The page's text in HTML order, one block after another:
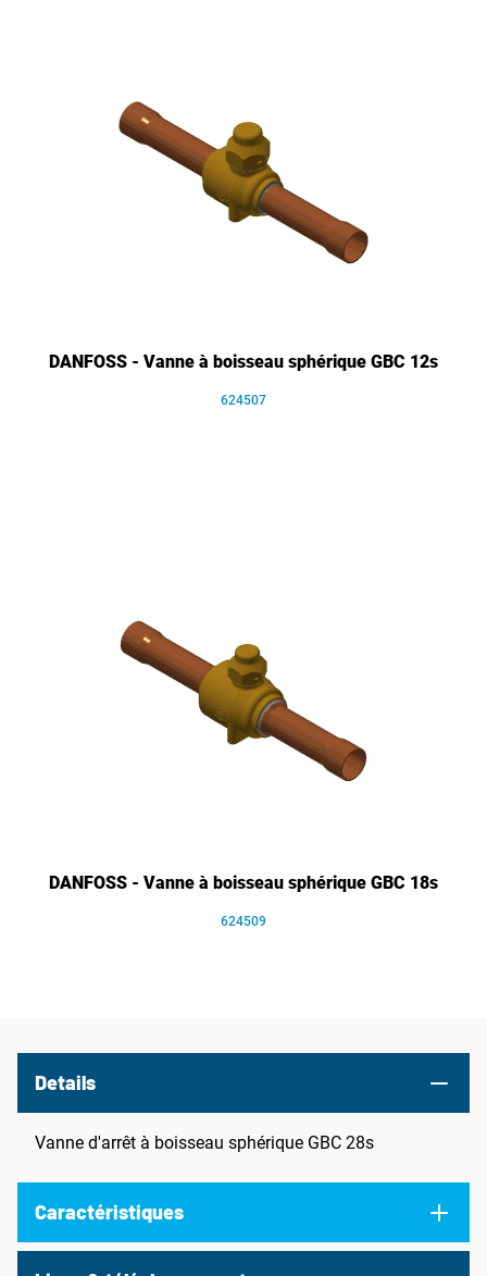
DANFOSS - Vanne à boisseau sphérique GBC 12s
624507
DANFOSS - Vanne à boisseau sphérique GBC 18s
624509
Details
Vanne d'arrêt à boisseau sphérique GBC 28s
Caractéristiques